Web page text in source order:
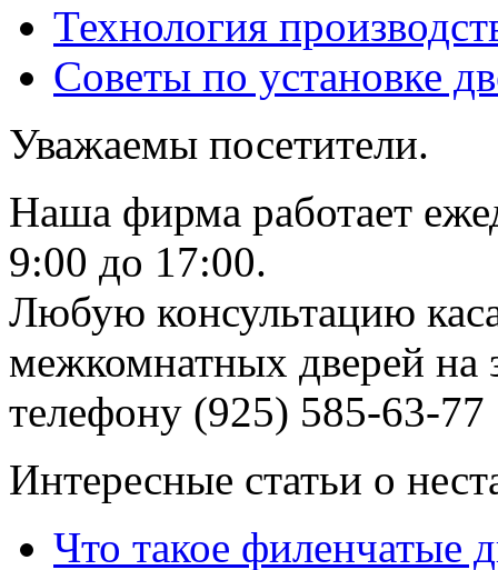
Технология
Советы по установке
Уважаемы посетители.
Наша фирма работает
9:00 до 17:00.
Любую консультацию
межкомнатных дверей на
телефону (925) 585-63-77
Интересные статьи о
Что такое филенчатые